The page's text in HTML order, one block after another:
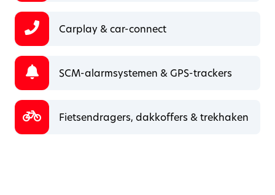
Carplay & car-connect
SCM-alarmsystemen & GPS-trackers
Fietsendragers, dakkoffers & trekhaken